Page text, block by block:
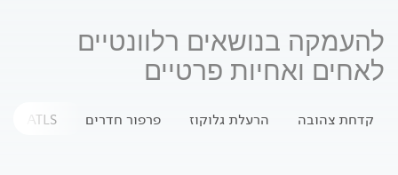
להעמקה בנושאים רלוונטיים
לאחים ואחיות פרטיים
קדחת צהובה הרעלת גלוקוז פרפור חדרים ATLS